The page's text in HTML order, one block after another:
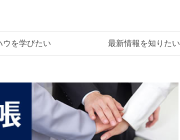
ウを学びたい 最新情報を知りたい